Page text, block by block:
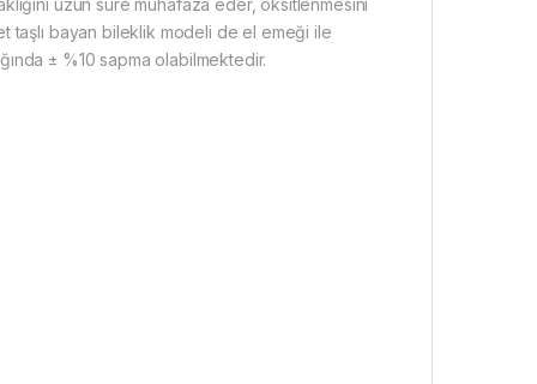
taşlı bayan bileklik modeli de el emeği ile
± %10 sapma olabilmektedir.